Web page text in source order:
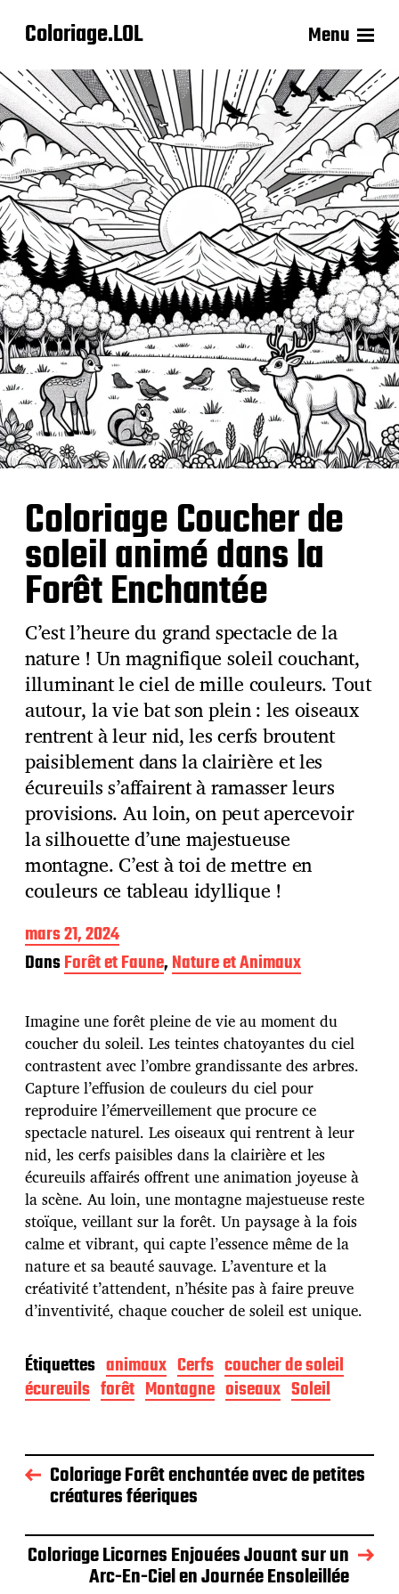
Coloriage.LOL Menu
Coloriage Coucher de
soleil animé dans la
Forêt Enchantée
C’est l’heure du grand spectacle de la
nature ! Un magnifique soleil couchant,
illuminant le ciel de mille couleurs. Tout
autour, la vie bat son plein : les oiseaux
rentrent à leur nid, les cerfs broutent
paisiblement dans la clairière et les
écureuils s’affairent à ramasser leurs
provisions. Au loin, on peut apercevoir
la silhouette d’une majestueuse
montagne. C’est à toi de mettre en
couleurs ce tableau idyllique !
D
a
t
e
p
u
b
l
i
c
a
t
i
o
n
mars 21, 2024
DansForêt et Faune,Nature et Animaux
Imagine une forêt pleine de vie au moment du
coucher du soleil. Les teintes chatoyantes du ciel
contrastent avec l’ombre grandissante des arbres.
Capture l’effusion de couleurs du ciel pour
reproduire l’émerveillement que procure ce
spectacle naturel. Les oiseaux qui rentrent à leur
nid, les cerfs paisibles dans la clairière et les
écureuils affairés offrent une animation joyeuse à
la scène. Au loin, une montagne majestueuse reste
stoïque, veillant sur la forêt. Un paysage à la fois
calme et vibrant, qui capte l’essence même de la
nature et sa beauté sauvage. L’aventure et la
créativité t’attendent, n’hésite pas à faire preuve
d’inventivité, chaque coucher de soleil est unique.
Étiquettes animaux Cerfs coucher de soleil
écureuils forêt Montagne oiseaux Soleil
Coloriage Forêt enchantée avec de petites
créatures féeriques
Coloriage Licornes Enjouées Jouant sur un
Arc-En-Ciel en Journée Ensoleillée